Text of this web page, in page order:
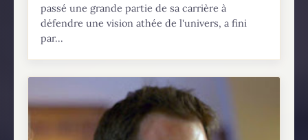
passé une grande partie de sa carrière à
défendre une vision athée de l'univers, a fini
par...